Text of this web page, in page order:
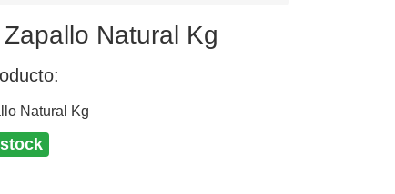
Natural Kg
Natural Kg